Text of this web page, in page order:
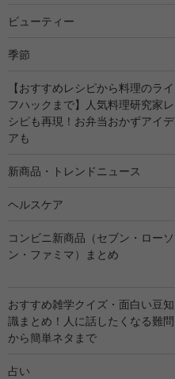
ビューティー
季節
【おすすめレシピから料理のライ
フハックまで】人気料理研究家レ
シピも再現！お弁当おかずアイデ
アも
新商品・トレンドニュース
ヘルスケア
コンビニ新商品（セブン・ローソ
ン・ファミマ）まとめ
おすすめ雑学クイズ・面白い豆知
識まとめ！人に話したくなる難問
から簡単ネタまで
占い